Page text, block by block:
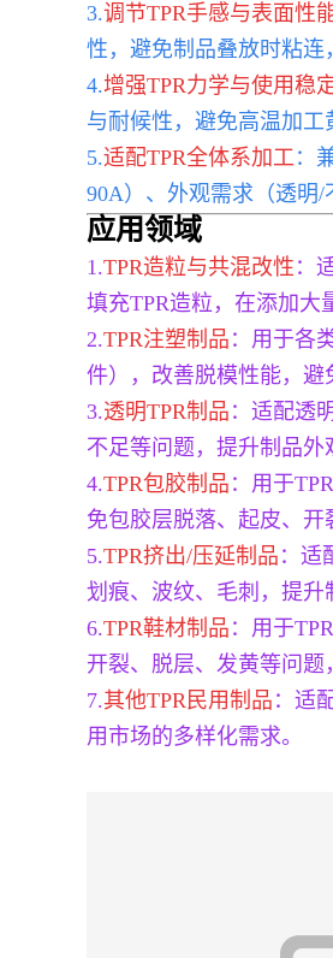
3.调节TPR手感与表面性
性，避免制品叠放时粘连
4.增强TPR力学与使用稳
与耐候性，避免高温加工
5.适配TPR全体系加工 ：
90A）、外观需求（透明/
应用领域
1.TPR造粒与共混改性 ：
填充TPR造粒，在添加大
2.TPR注塑制品 ：用于各
件），改善脱模性能，避
3.透明TPR制品 ：适配透
不足等问题，提升制品外
4.TPR包胶制品 ：用于
免包胶层脱落、起皮、开
5.TPR挤出/压延制品 ：适
划痕、波纹、毛刺，提升
6.TPR鞋材制品 ：用于
开裂、脱层、发黄等问题
7.其他TPR民用制品 ：适
用市场的多样化需求。